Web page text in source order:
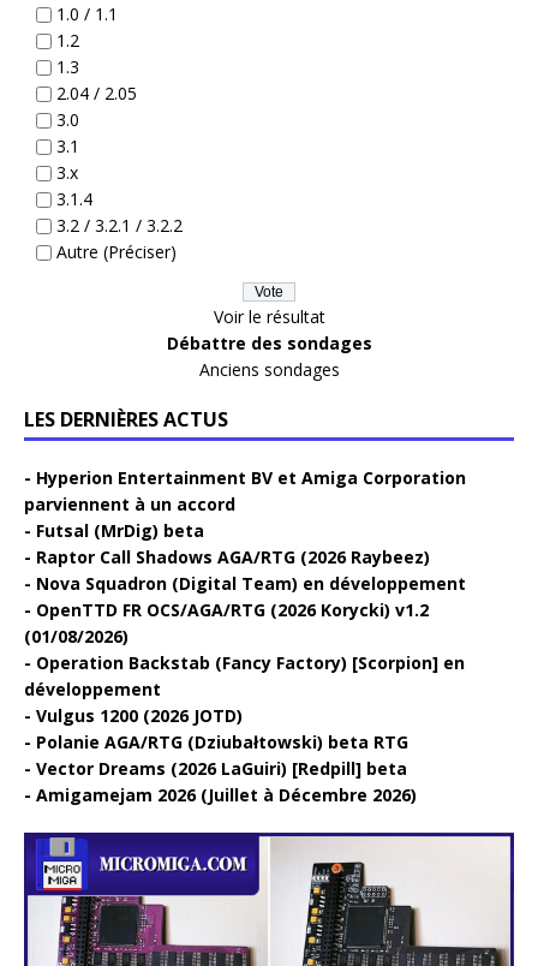
1.0 / 1.1
1.2
1.3
2.04 / 2.05
3.0
3.1
3.x
3.1.4
3.2 / 3.2.1 / 3.2.2
Autre (Préciser)
Voir le résultat
Débattre des sondages
Anciens sondages
LES DERNIÈRES ACTUS
Hyperion Entertainment BV et Amiga Corporation
parviennent à un accord
Futsal (MrDig) beta
Raptor Call Shadows AGA/RTG (2026 Raybeez)
Nova Squadron (Digital Team) en développement
OpenTTD FR OCS/AGA/RTG (2026 Korycki) v1.2
(01/08/2026)
Operation Backstab (Fancy Factory) [Scorpion] en
développement
Vulgus 1200 (2026 JOTD)
Polanie AGA/RTG (Dziubałtowski) beta RTG
Vector Dreams (2026 LaGuiri) [Redpill] beta
Amigamejam 2026 (Juillet à Décembre 2026)